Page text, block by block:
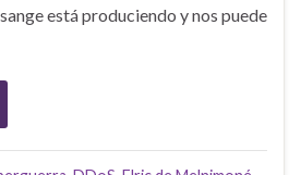
está produciendo y nos puede